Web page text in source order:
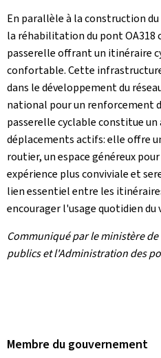
En parallèle à la construction
la réhabilitation du pont OA318
passerelle offrant un itinéraire
confortable. Cette
dans le développement du
national pour un renforcement
passerelle cyclable constitue
déplacements actifs: elle offre
routier, un espace généreux
expérience plus conviviale et
lien essentiel entre les
encourager l'usage quotidien du
Communiqué par le ministère
publics et l'Administration des
Membre du gouvernement